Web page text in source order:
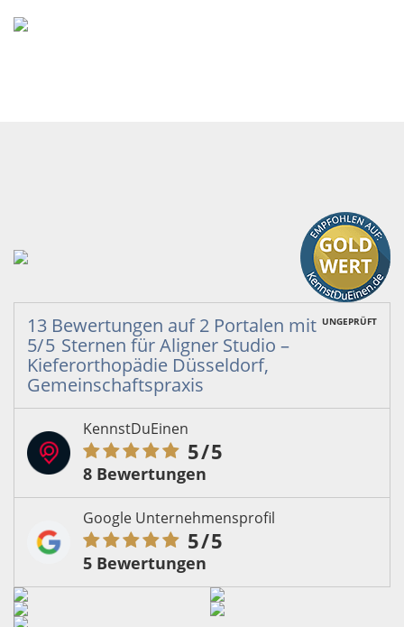
UNGEPRÜFT
13 Bewertungen auf2 Portalen mit
5/5 Sternen fürAligner Studio –
Kieferorthopädie Düsseldorf,
Gemeinschaftspraxis
KennstDuEinen
5/5
8 Bewertungen
Google Unternehmensprofil
5/5
5 Bewertungen